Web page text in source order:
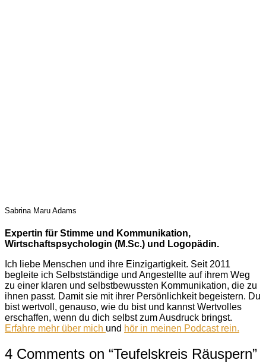
Sabrina Maru Adams
Expertin für Stimme und Kommunikation,
Wirtschaftspsychologin (M.Sc.) und Logopädin.
Ich liebe Menschen und ihre Einzigartigkeit. Seit 2011
begleite ich Selbstständige und Angestellte auf ihrem Weg
zu einer klaren und selbstbewussten Kommunikation, die zu
ihnen passt. Damit sie mit ihrer Persönlichkeit begeistern. Du
bist wertvoll, genauso, wie du bist und kannst Wertvolles
erschaffen, wenn du dich selbst zum Ausdruck bringst.
Erfahre mehr über mich und hör in meinen Podcast rein.
4 Comments on “Teufelskreis Räuspern”